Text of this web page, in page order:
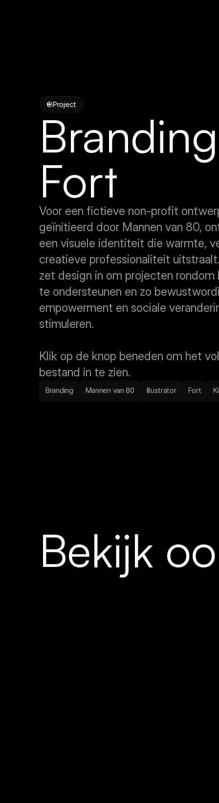
Project
Branding
Fort
Voor een fictieve non-profit
geïnitieerd door Mannen van 80,
een visuele identiteit die warmte,
creatieve professionaliteit
zet design in om projecten rondom
te ondersteunen en zo
empowerment en sociale
stimuleren.
Klik op de knop beneden om het
bestand in te zien.
Branding Mannen van 80 Illustrator Fort
Bekijk